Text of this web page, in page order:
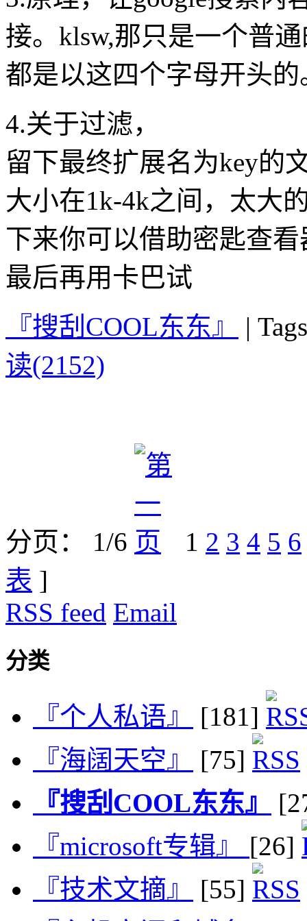
接。klsw,那只是一个普
都是以这四个字母开头的
4.关于过滤，
留下最终扩展名为key的
大小在1k-4k之间，太大
下来你可以借助密匙查
最后再用卡巴试
『搜刮COOL东东』
|
读(2152)
分页： 1/6 1 2 3 4 5 6
表 ]
RSS feed Email
分类
『个人私语』
[181]
『海阔天空』
[75]
『搜刮COOL东东』
『microsoft专辑』 [26]
『技术文摘』
[55]